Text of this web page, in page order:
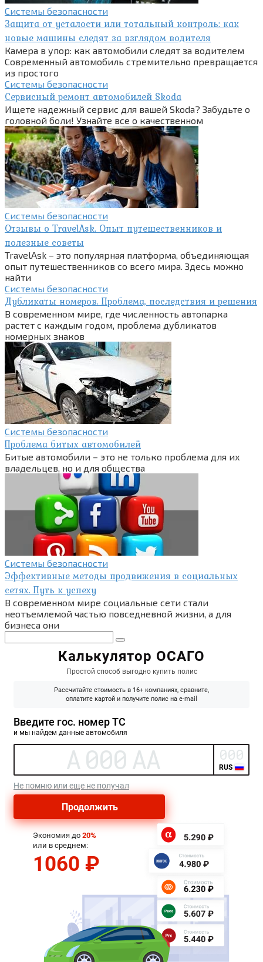
Системы безопасности
Защита от усталости или тотальный контроль: как
новые машины следят за взглядом водителя
Камера в упор: как автомобили следят за водителем
Современный автомобиль стремительно превращается
из простого
Системы безопасности
Сервисный ремонт автомобилей Skoda
Ищете надежный сервис для вашей Skoda? Забудьте о
головной боли! Узнайте все о качественном
Системы безопасности
Отзывы о TravelAsk. Опыт путешественников и
полезные советы
TravelAsk – это популярная платформа, объединяющая
опыт путешественников со всего мира. Здесь можно
найти
Системы безопасности
Дубликаты номеров. Проблема, последствия и решения
В современном мире, где численность автопарка
растет с каждым годом, проблема дубликатов
номерных знаков
Системы безопасности
Проблема битых автомобилей
Битые автомобили – это не только проблема для их
владельцев, но и для общества
Системы безопасности
Эффективные методы продвижения в социальных
сетях. Путь к успеху
В современном мире социальные сети стали
неотъемлемой частью повседневной жизни, а для
бизнеса они
Поиск: